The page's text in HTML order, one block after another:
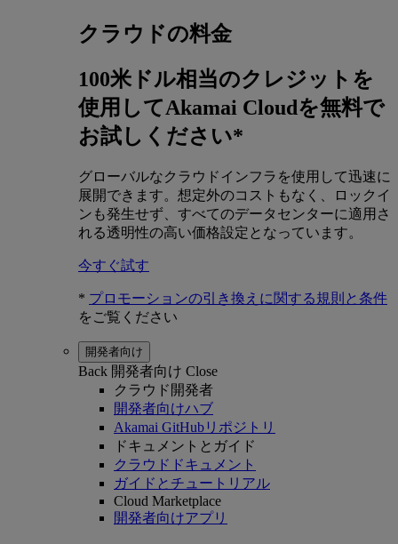
クラウドの料金
100米ドル相当のクレジットを
使用してAkamai Cloudを無料で
お試しください*
グローバルなクラウドインフラを使用して迅速に
展開できます。想定外のコストもなく、ロックイ
ンも発生せず、すべてのデータセンターに適用さ
れる透明性の高い価格設定となっています。
今すぐ試す
* プロモーションの引き換えに関する規則と条件
をご覧ください
開発者向け
Back 開発者向け Close
クラウド開発者
開発者向けハブ
Akamai GitHubリポジトリ
ドキュメントとガイド
クラウドドキュメント
ガイドとチュートリアル
Cloud Marketplace
開発者向けアプリ